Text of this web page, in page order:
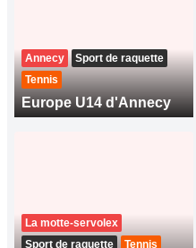
Annecy
Sport de raquette
Tennis
Europe U14 d'Annecy
La motte-servolex
Sport de raquette
Tennis